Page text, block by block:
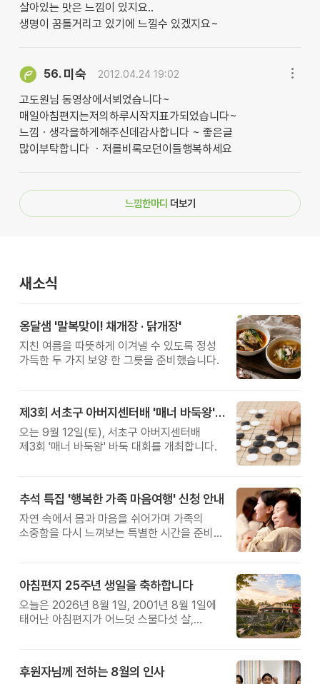
살아있는 맛은 느낌이 있지요..
생명이 꿈틀거리고 있기에 느낄수 있겠지요~
56. 미숙 2012.04.24 19:02
고도원님 동영상에서뵈었습니다~
매일아침편지는저의하루시작지표가되었습니다~
느낌ㆍ생각을하게해주신데감사합니다 ~ 좋은글
많이부탁합니다 ㆍ저를비록모던이들행복하세요
느낌한마디 더보기
새소식
옹달샘 '말복맞이! 채개장 · 닭개장'
지친 여름을 따뜻하게 이겨낼 수 있도록 정성
가득한 두 가지 보양 한 그릇을 준비했습니다.
제3회 서초구 아버지센터배 '매너 바둑왕' 대회
오는 9월 12일(토), 서초구 아버지센터배
제3회 '매너 바둑왕' 바둑 대회를 개최합니다.
추석 특집 '행복한 가족 마음여행' 신청 안내
자연 속에서 몸과 마음을 쉬어가며 가족의
소중함을 다시 느껴보는 특별한 시간을 준비해
아침편지 25주년 생일을 축하합니다
오늘은 2026년 8월 1일, 2001년 8월 1일에
태어난 아침편지가 어느덧 스물다섯 살,
후원자님께 전하는 8월의 인사